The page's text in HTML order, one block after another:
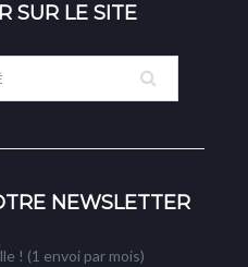
SUR LE SITE
NEWSLETTER
! (1 envoi par mois)